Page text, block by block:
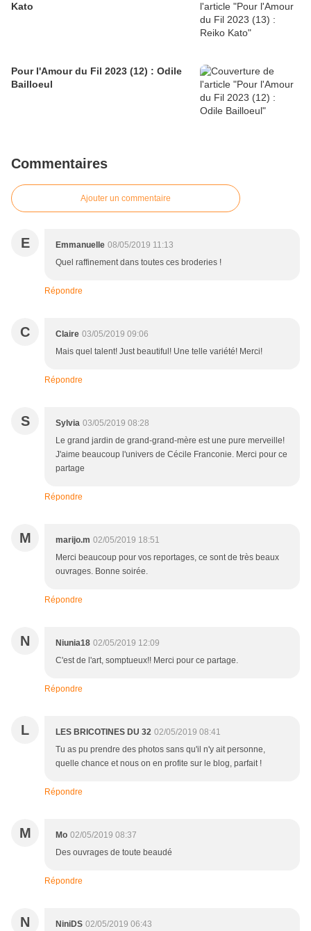
Kato
Pour l'Amour du Fil 2023 (12) : Odile
Bailloeul
Commentaires
Ajouter un commentaire
E Emmanuelle 08/05/2019 11:13
Quel raffinement dans toutes ces broderies !
Répondre
C Claire 03/05/2019 09:06
Mais quel talent! Just beautiful! Une telle variété! Merci!
Répondre
S Sylvia 03/05/2019 08:28
Le grand jardin de grand-grand-mère est une pure merveille!
J'aime beaucoup l'univers de Cécile Franconie. Merci pour ce
partage
Répondre
M marijo.m 02/05/2019 18:51
Merci beaucoup pour vos reportages, ce sont de très beaux
ouvrages. Bonne soirée.
Répondre
N Niunia18 02/05/2019 12:09
C'est de l'art, somptueux!! Merci pour ce partage.
Répondre
L LES BRICOTINES DU 32 02/05/2019 08:41
Tu as pu prendre des photos sans qu'il n'y ait personne,
quelle chance et nous on en profite sur le blog, parfait !
Répondre
M Mo 02/05/2019 08:37
Des ouvrages de toute beaudé
Répondre
N NiniDS 02/05/2019 06:43